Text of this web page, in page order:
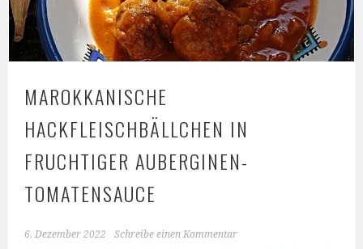
MAROKKANISCHE
HACKFLEISCHBÄLLCHEN IN
FRUCHTIGER AUBERGINEN-
TOMATENSAUCE
6. Dezember 2022 Schreibe einen Kommentar